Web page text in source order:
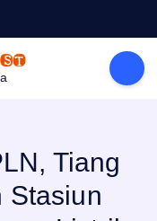
Tiang
Stasiun